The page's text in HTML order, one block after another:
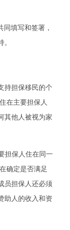
填写和签署，
持担保移民的个
在主要担保人
其他人被视为家
担保人住在同一
确定是否满足
员担保人还必须
助人的收入和资